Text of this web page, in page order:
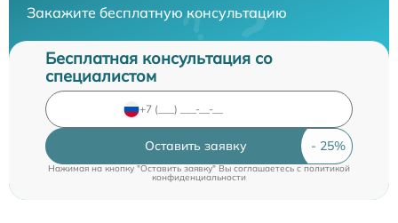
Закажите бесплатную консультацию
Бесплатная консультация со
специалистом
Оставить заявку
Нажимая на кнопку "Оставить заявку" Вы соглашаетесь cполитикой
конфиденциальности